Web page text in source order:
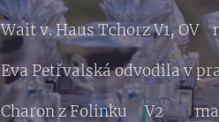
Wait v. Haus Tchorz V1, OV
Eva Petřvalská odvodila v
Charon z Folinku V2